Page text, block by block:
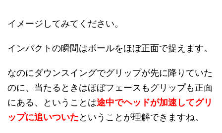
イメージしてみてください。
インパクトの瞬間はボールをほぼ正面で捉えます。
なのにダウンスイングでグリップが先に降りていた
のに、当たるときはほぼフェースもグリップも正面
にある、ということは途中でヘッドが加速してグリ
ップに追いついたということが理解できますね。